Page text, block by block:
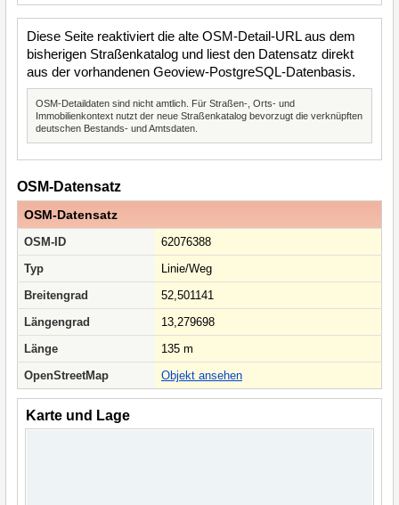
Diese Seite reaktiviert die alte OSM-Detail-URL aus dem
bisherigen Straßenkatalog und liest den Datensatz direkt
aus der vorhandenen Geoview-PostgreSQL-Datenbasis.
OSM-Detaildaten sind nicht amtlich. Für Straßen-, Orts- und
Immobilienkontext nutzt der neue Straßenkatalog bevorzugt die verknüpften
deutschen Bestands- und Amtsdaten.
OSM-Datensatz
OSM-Datensatz
OSM-ID
62076388
Typ
Linie/Weg
Breitengrad
52,501141
Längengrad
13,279698
Länge
135 m
OpenStreetMap
Objekt ansehen
Karte und Lage